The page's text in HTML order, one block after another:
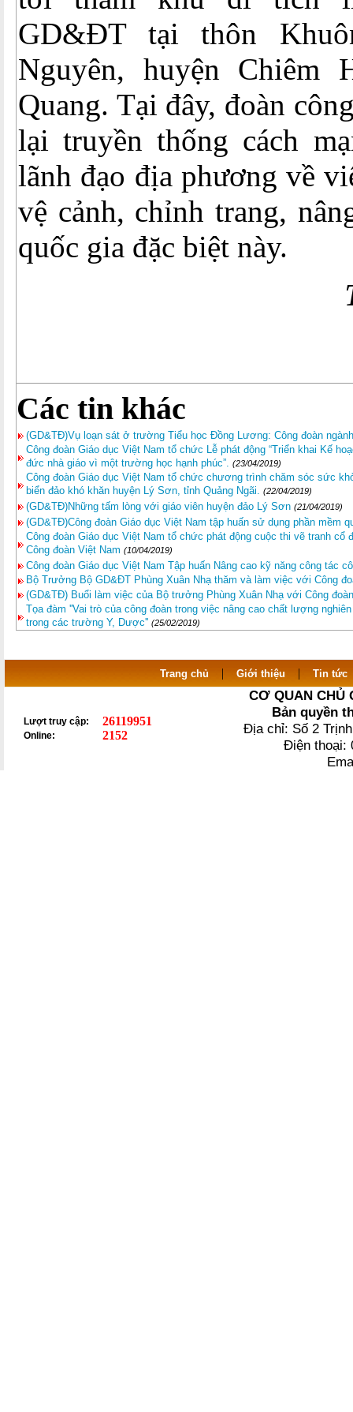
GD&ĐT tại thôn
Nguyên, huyện Chiêm
Quang. Tại đây, đoàn
lại truyền thống cách
lãnh đạo địa phương về
vệ cảnh, chỉnh trang,
quốc gia đặc biệt này.
Các tin khác
(GD&TĐ)Vụ loạn sát ở trường Tiểu học Đồng Lương: Công đoàn
Công đoàn Giáo dục Việt Nam tổ chức Lễ phát động “Triển khai Kế
đức nhà giáo vì một trường học hạnh phúc”. (23/04/2019)
Công đoàn Giáo dục Việt Nam tổ chức chương trình chăm sóc sức
biển đảo khó khăn huyện Lý Sơn, tỉnh Quảng Ngãi. (22/04/2019)
(GD&TĐ)Những tấm lòng với giáo viên huyện đảo Lý Sơn (21/04/2019)
(GD&TĐ)Công đoàn Giáo dục Việt Nam tập huấn sử dụng phần mềm
Công đoàn Giáo dục Việt Nam tổ chức phát động cuộc thi vẽ tranh cổ
Công đoàn Việt Nam (10/04/2019)
Công đoàn Giáo dục Việt Nam Tập huấn Nâng cao kỹ năng công tác
Bộ Trưởng Bộ GD&ĐT Phùng Xuân Nhạ thăm và làm việc với Công
(GD&TĐ) Buổi làm việc của Bộ trưởng Phùng Xuân Nhạ với Công
Tọa đàm ''Vai trò của công đoàn trong việc nâng cao chất lượng
trong các trường Y, Dược'' (25/02/2019)
Trang chủ | Giới thiệu | Tin tức
Lượt truy cập: 26119951
Online: 2152
CƠ QUAN CHỦ
Bản quyền
Địa chỉ: Số 2
Điện